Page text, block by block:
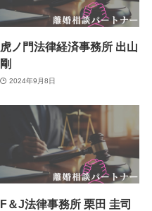
虎ノ門法律経済事務所 出山
剛
2024年9月8日
F＆J法律事務所 栗田 圭司